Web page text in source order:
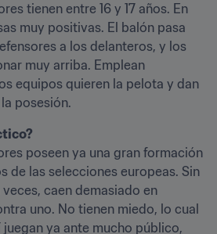
tienen entre 16 y 17 años. En
muy positivas. El balón pasa
a los delanteros, y los
muy arriba. Emplean
equipos quieren la pelota y dan
posesión.
poseen ya una gran formación
de las selecciones europeas. Sin
caen demasiado en
uno. No tienen miedo, lo cual
juegan ya ante mucho público,